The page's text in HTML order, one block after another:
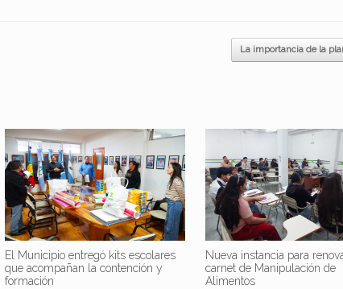
La importancia de la
El Municipio entregó kits escolares
que acompañan la contención y
formación
Nueva instancia para
carnet de Manipulación de
Alimentos